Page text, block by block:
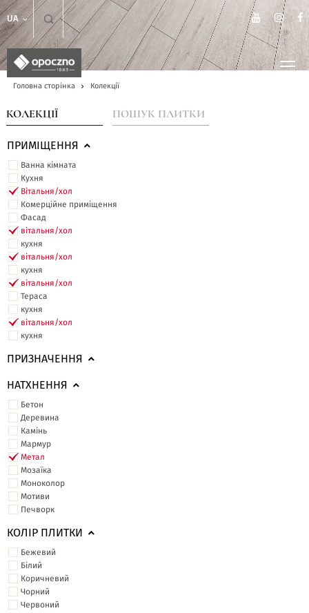
UA
Головна сторінка Колекції
КОЛЕКЦІЇ ПОШУК ПЛИТКИ
ПРИМІЩЕННЯ
Ванна кімната
Кухня
Вітальня/хол
Комерційне приміщення
Фасад
вітальня/хол
кухня
вітальня/хол
кухня
вітальня/хол
Тераса
кухня
вітальня/хол
кухня
ПРИЗНАЧЕННЯ
НАТХНЕННЯ
Бетон
Деревина
Камінь
Мармур
Метал
Мозаїка
Моноколор
Мотиви
Печворк
КОЛІР ПЛИТКИ
Бежевий
Білий
Коричневий
Чорний
Червоний